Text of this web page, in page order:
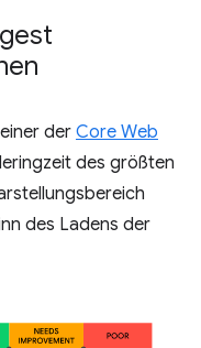
der Core Web
des größten
des Ladens der